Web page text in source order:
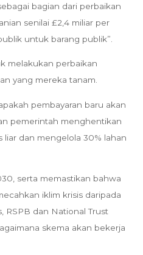
bagian dari perbaikan
senilai £2,4 miliar per
untuk barang publik”.
melakukan perbaikan
yang mereka tanam.
pembayaran baru akan
pemerintah menghentikan
liar dan mengelola 30% lahan
serta memastikan bahwa
iklim krisis daripada
RSPB dan National Trust
skema akan bekerja